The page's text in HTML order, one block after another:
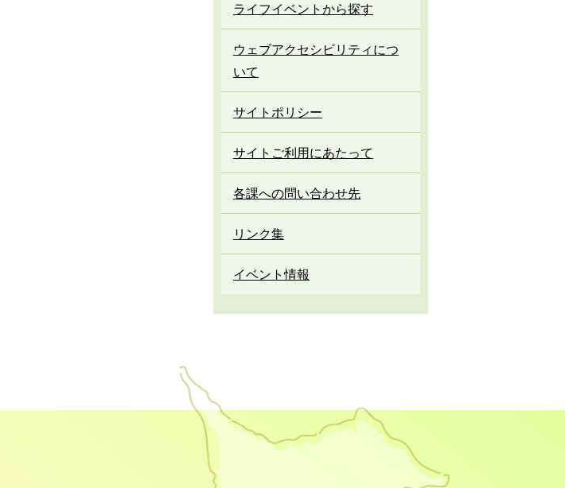
ライフイベントから探す
ウェブアクセシビリティにつ
いて
サイトポリシー
サイトご利用にあたって
各課への問い合わせ先
リンク集
イベント情報